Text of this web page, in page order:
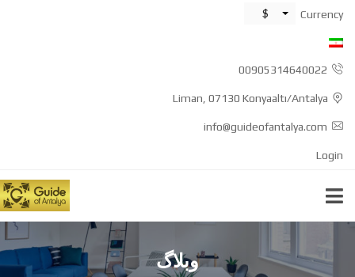
Currency
$
00905314640022
Liman, 07130 Konyaaltı/Antalya
info@guideofantalya.com
Login
وبلاگ